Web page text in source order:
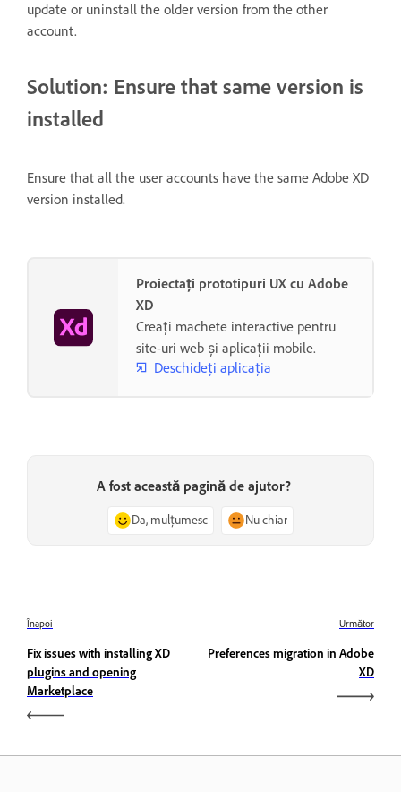
update or uninstall the older version from the other
account.
Solution: Ensure that same version is
installed
Ensure that all the user accounts have the same Adobe XD
version installed.
Proiectați prototipuri UX cu Adobe
XD
Creați machete interactive pentru
site-uri web și aplicații mobile.
Deschideți aplicația
A fost această pagină de ajutor?
Da, mulțumesc Nu chiar
Înapoi
Fix issues with installing XD
plugins and opening
Marketplace
Următor
Preferences migration in Adobe
XD